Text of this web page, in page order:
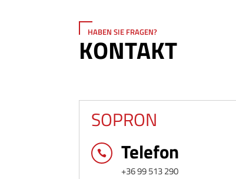
HABEN SIE FRAGEN?
KONTAKT
SOPRON
 Telefon
+36 99 513 290